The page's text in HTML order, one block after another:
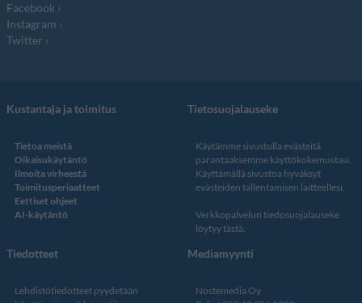
Facebook
Instagram
Twitter
Kustantaja ja toimitus
Tietoa meistä
Oikaisukäytäntö
Ilmoita virheestä
Toimitusperiaatteet
Eettiset ohjeet
AI-käytäntö
Tietosuojalauseke
Käytämme sivustolla evästeitä
parantaaksemme käyttökokemustasi.
Käyttämällä sivustoa hyväksyt
evästeiden tallentamisen laitteellesi.
Verkkopalvelun tiedosuojalauseke
löytyy tästä.
Tiedotteet
Lehdistötiedotteet pyydetään
Mediamyynti
Nostemedia Oy